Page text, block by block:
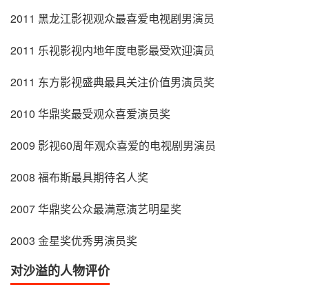
2011 黑龙江影视观众最喜爱电视剧男演员
2011 乐视影视内地年度电影最受欢迎演员
2011 东方影视盛典最具关注价值男演员奖
2010 华鼎奖最受观众喜爱演员奖
2009 影视60周年观众喜爱的电视剧男演员
2008 福布斯最具期待名人奖
2007 华鼎奖公众最满意演艺明星奖
2003 金星奖优秀男演员奖
对沙溢的人物评价